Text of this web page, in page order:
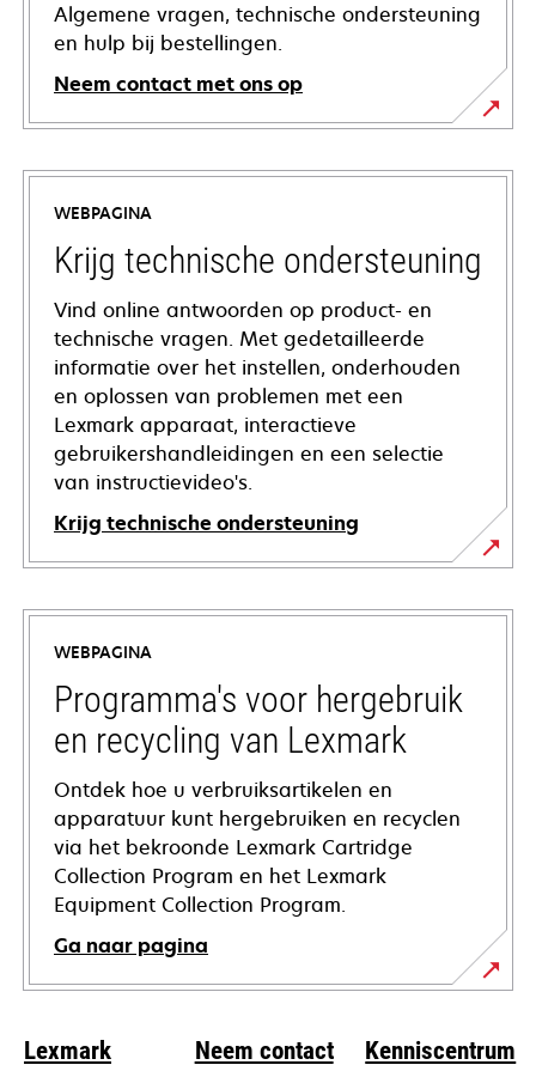
Algemene vragen, technische ondersteuning
en hulp bij bestellingen.
Neem contact met ons op
WEBPAGINA
Krijg technische ondersteuning
Vind online antwoorden op product- en
technische vragen. Met gedetailleerde
informatie over het instellen, onderhouden
en oplossen van problemen met een
Lexmark apparaat, interactieve
gebruikershandleidingen en een selectie
van instructievideo's.
Krijg technische ondersteuning
opens
in
new
tab
WEBPAGINA
Programma's voor hergebruik
en recycling van Lexmark
Ontdek hoe u verbruiksartikelen en
apparatuur kunt hergebruiken en recyclen
via het bekroonde Lexmark Cartridge
Collection Program en het Lexmark
Equipment Collection Program.
Ga naar pagina
Lexmark Neem contact Kenniscentrum